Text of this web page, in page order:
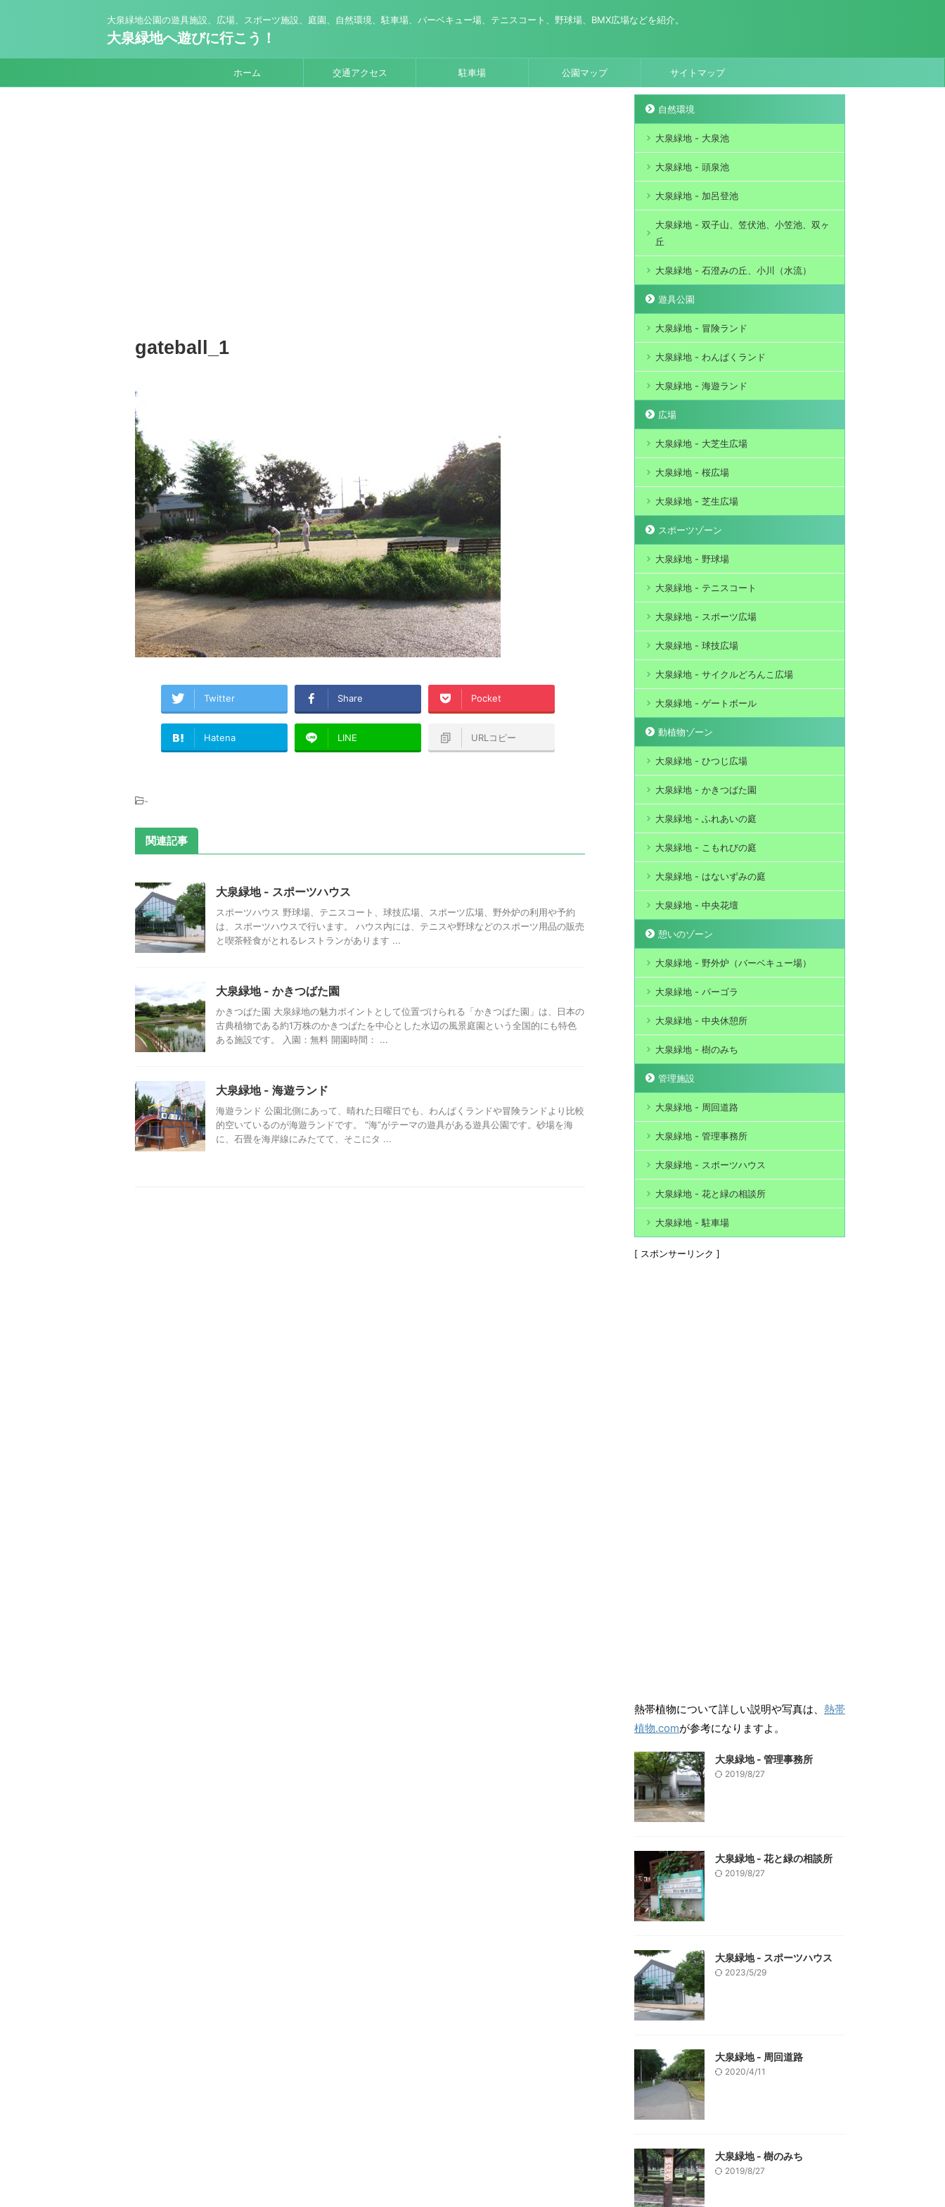
大泉緑地公園の遊具施設、広場、スポーツ施設、庭園、自然環境、駐車場、バーベキュー場、テニスコート、野球場、BMX広場などを紹介。
大泉緑地へ遊びに行こう！
ホーム 交通アクセス 駐車場 公園マップ サイトマップ
gateball_1
Twitter Share Pocket
Hatena LINE URLコピー
-
関連記事
大泉緑地 - スポーツハウス
スポーツハウス 野球場、テニスコート、球技広場、スポーツ広場、野外炉の利用や予約
は、スポーツハウスで行います。 ハウス内には、テニスや野球などのスポーツ用品の販売
と喫茶軽食がとれるレストランがあります ...
大泉緑地 - かきつばた園
かきつばた園 大泉緑地の魅力ポイントとして位置づけられる「かきつばた園」は、日本の
古典植物である約1万株のかきつばたを中心とした水辺の風景庭園という全国的にも特色
ある施設です。 入園：無料 開園時間： ...
大泉緑地 - 海遊ランド
海遊ランド 公園北側にあって、晴れた日曜日でも、わんぱくランドや冒険ランドより比較
的空いているのが海遊ランドです。 “海”がテーマの遊具がある遊具公園です。砂場を海
に、石畳を海岸線にみたてて、そこにタ ...
自然環境
大泉緑地 - 大泉池
大泉緑地 - 頭泉池
大泉緑地 - 加呂登池
大泉緑地 - 双子山、笠伏池、小笠池、双ヶ
丘
大泉緑地 - 石澄みの丘、小川（水流）
遊具公園
大泉緑地 - 冒険ランド
大泉緑地 - わんぱくランド
大泉緑地 - 海遊ランド
広場
大泉緑地 - 大芝生広場
大泉緑地 - 桜広場
大泉緑地 - 芝生広場
スポーツゾーン
大泉緑地 - 野球場
大泉緑地 - テニスコート
大泉緑地 - スポーツ広場
大泉緑地 - 球技広場
大泉緑地 - サイクルどろんこ広場
大泉緑地 - ゲートボール
動植物ゾーン
大泉緑地 - ひつじ広場
大泉緑地 - かきつばた園
大泉緑地 - ふれあいの庭
大泉緑地 - こもれびの庭
大泉緑地 - はないずみの庭
大泉緑地 - 中央花壇
憩いのゾーン
大泉緑地 - 野外炉（バーベキュー場）
大泉緑地 - パーゴラ
大泉緑地 - 中央休憩所
大泉緑地 - 樹のみち
管理施設
大泉緑地 - 周回道路
大泉緑地 - 管理事務所
大泉緑地 - スポーツハウス
大泉緑地 - 花と緑の相談所
大泉緑地 - 駐車場
[ スポンサーリンク ]
熱帯植物について詳しい説明や写真は、 熱帯
植物.comが参考になりますよ。
大泉緑地 - 管理事務所
2019/8/27
大泉緑地 - 花と緑の相談所
2019/8/27
大泉緑地 - スポーツハウス
2023/5/29
大泉緑地 - 周回道路
2020/4/11
大泉緑地 - 樹のみち
2019/8/27